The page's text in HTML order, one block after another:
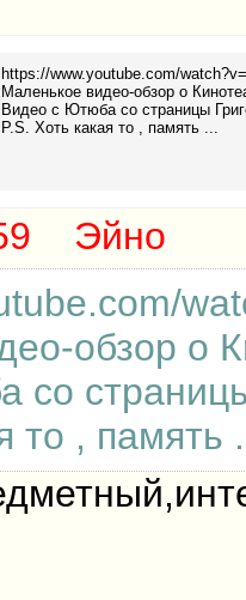
https://www.youtube.com/
Маленькое видео-обзор о
Видео с Ютюба со страницы
P.S. Хоть какая то , память ...
Эйно
обзор о
то , память